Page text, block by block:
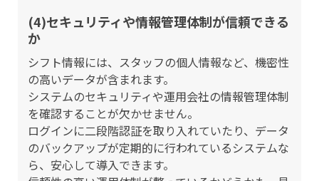
(4)セキュリティや情報管理体制が信頼できる
か
シフト情報には、スタッフの個人情報など、機密性
の高いデータが含まれます。
システムのセキュリティや運用会社の情報管理体制
を確認することが欠かせません。
ログインに二段階認証を取り入れていたり、データ
のバックアップが定期的に行われているシステムな
ら、安心して導入できます。